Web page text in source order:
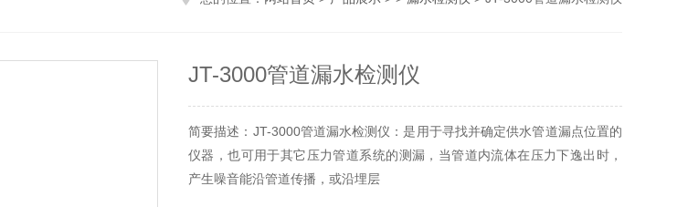
JT-3000管道漏水检测仪
简要描述：JT-3000管道漏水检测仪：是用于寻找并确定供水管道漏点位置的
仪器，也可用于其它压力管道系统的测漏，当管道内流体在压力下逸出时，
产生噪音能沿管道传播，或沿埋层